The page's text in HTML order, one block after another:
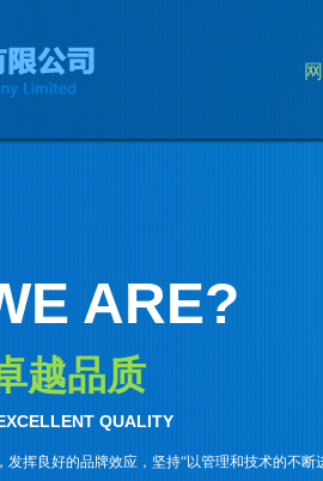
ARE?
发挥良好的品牌效应，坚持“以管理和技术的不断
QUALITY
越品质